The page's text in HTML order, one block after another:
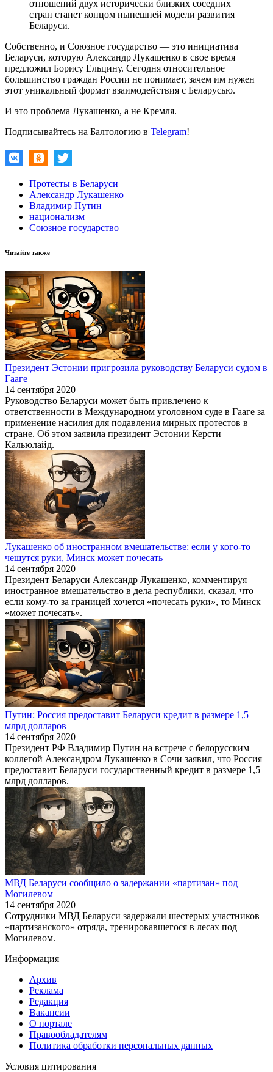
отношений двух исторически близких соседних
стран станет концом нынешней модели развития
Беларуси.
Собственно, и Союзное государство — это инициатива
Беларуси, которую Александр Лукашенко в свое время
предложил Борису Ельцину. Сегодня относительное
большинство граждан России не понимает, зачем им нужен
этот уникальный формат взаимодействия с Беларусью.
И это проблема Лукашенко, а не Кремля.
Подписывайтесь на Балтологию в Telegram!
Протесты в Беларуси
Александр Лукашенко
Владимир Путин
национализм
Союзное государство
Читайте также
Президент Эстонии пригрозила руководству Беларуси судом в
Гааге
14 сентября 2020
Руководство Беларуси может быть привлечено к
ответственности в Международном уголовном суде в Гааге за
применение насилия для подавления мирных протестов в
стране. Об этом заявила президент Эстонии Керсти
Кальюлайд.
Лукашенко об иностранном вмешательстве: если у кого-то
чешутся руки, Минск может почесать
14 сентября 2020
Президент Беларуси Александр Лукашенко, комментируя
иностранное вмешательство в дела республики, сказал, что
если кому-то за границей хочется «почесать руки», то Минск
«может почесать».
Путин: Россия предоставит Беларуси кредит в размере 1,5
млрд долларов
14 сентября 2020
Президент РФ Владимир Путин на встрече с белорусским
коллегой Александром Лукашенко в Сочи заявил, что Россия
предоставит Беларуси государственный кредит в размере 1,5
млрд долларов.
МВД Беларуси сообщило о задержании «партизан» под
Могилевом
14 сентября 2020
Сотрудники МВД Беларуси задержали шестерых участников
«партизанского» отряда, тренировавшегося в лесах под
Могилевом.
Информация
Архив
Реклама
Редакция
Вакансии
О портале
Правообладателям
Политика обработки персональных данных
Условия цитирования